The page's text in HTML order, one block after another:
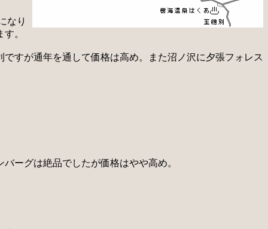
なり
。
すが通年を通して価格は高め。また沼ノ沢に夕張フォレス
ーグは絶品でしたが価格はやや高め。